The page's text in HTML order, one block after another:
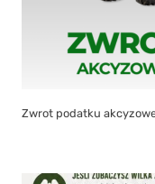
Zwrot podatku